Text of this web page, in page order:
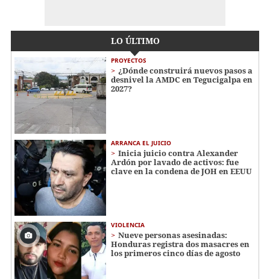
LO ÚLTIMO
PROYECTOS
¿Dónde construirá nuevos pasos a
desnivel la AMDC en Tegucigalpa en
2027?
ARRANCA EL JUICIO
Inicia juicio contra Alexander
Ardón por lavado de activos: fue
clave en la condena de JOH en EEUU
VIOLENCIA
Nueve personas asesinadas:
Honduras registra dos masacres en
los primeros cinco días de agosto